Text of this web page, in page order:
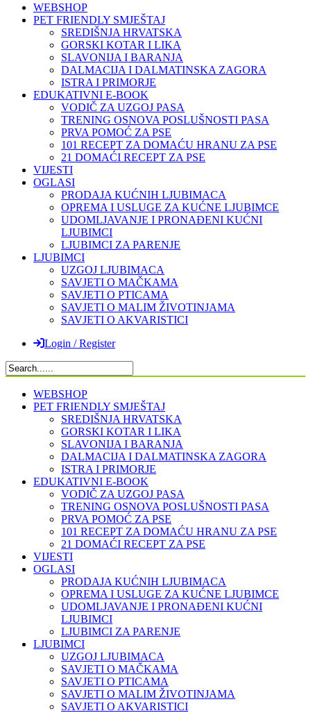
WEBSHOP
PET FRIENDLY SMJEŠTAJ
SREDIŠNJA HRVATSKA
GORSKI KOTAR I LIKA
SLAVONIJA I BARANJA
DALMACIJA I DALMATINSKA ZAGORA
ISTRA I PRIMORJE
EDUKATIVNI E-BOOK
VODIČ ZA UZGOJ PASA
TRENING OSNOVA POSLUŠNOSTI PASA
PRVA POMOĆ ZA PSE
101 RECEPT ZA DOMAĆU HRANU ZA PSE
21 DOMAĆI RECEPT ZA PSE
VIJESTI
OGLASI
PRODAJA KUĆNIH LJUBIMACA
OPREMA I USLUGE ZA KUĆNE LJUBIMCE
UDOMLJAVANJE I PRONAĐENI KUĆNI
LJUBIMCI
LJUBIMCI ZA PARENJE
LJUBIMCI
UZGOJ LJUBIMACA
SAVJETI O MAČKAMA
SAVJETI O PTICAMA
SAVJETI O MALIM ŽIVOTINJAMA
SAVJETI O AKVARISTICI
Login / Register
WEBSHOP
PET FRIENDLY SMJEŠTAJ
SREDIŠNJA HRVATSKA
GORSKI KOTAR I LIKA
SLAVONIJA I BARANJA
DALMACIJA I DALMATINSKA ZAGORA
ISTRA I PRIMORJE
EDUKATIVNI E-BOOK
VODIČ ZA UZGOJ PASA
TRENING OSNOVA POSLUŠNOSTI PASA
PRVA POMOĆ ZA PSE
101 RECEPT ZA DOMAĆU HRANU ZA PSE
21 DOMAĆI RECEPT ZA PSE
VIJESTI
OGLASI
PRODAJA KUĆNIH LJUBIMACA
OPREMA I USLUGE ZA KUĆNE LJUBIMCE
UDOMLJAVANJE I PRONAĐENI KUĆNI
LJUBIMCI
LJUBIMCI ZA PARENJE
LJUBIMCI
UZGOJ LJUBIMACA
SAVJETI O MAČKAMA
SAVJETI O PTICAMA
SAVJETI O MALIM ŽIVOTINJAMA
SAVJETI O AKVARISTICI